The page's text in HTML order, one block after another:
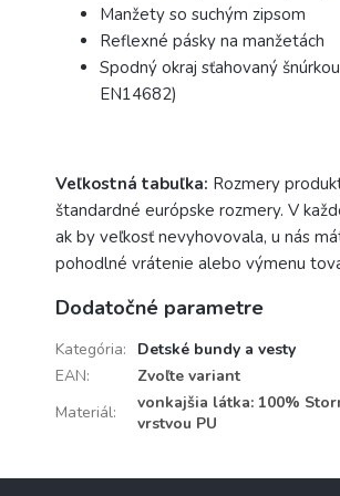
Manžety so suchým zipsom
Reflexné pásky na manžetách
Spodný okraj sťahovaný
EN14682)
Veľkostná tabuľka: Rozmery
štandardné európske rozmery. V
ak by veľkosť nevyhovovala, u nás
pohodlné vrátenie alebo výmenu
Dodatočné parametre
Kategória:
Detské bundy a vesty
EAN:
Zvoľte variant
Materiál:
vonkajšia látka: 100%
vrstvou PU